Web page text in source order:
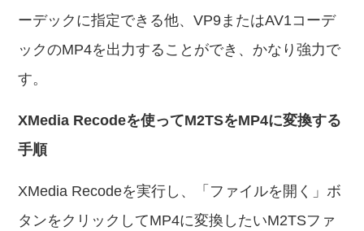
ーデックに指定できる他、VP9またはAV1コーデ
ックのMP4を出力することができ、かなり強力で
す。
XMedia Recodeを使ってM2TSをMP4に変換する
手順
XMedia Recodeを実行し、「ファイルを開く」ボ
タンをクリックしてMP4に変換したいM2TSファ